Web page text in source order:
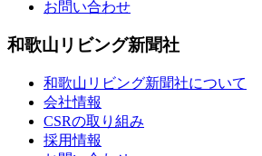
お問い合わせ
和歌山リビング新聞社
和歌山リビング新聞社について
会社情報
CSRの取り組み
採用情報